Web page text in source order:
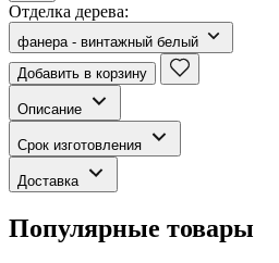
Отделка дерева:
фанера - винтажный белый
Добавить в корзину
Описание
Срок изготовления
Доставка
Популярные товары